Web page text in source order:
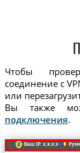
Чтобы
соединение с
или
Вы также
подключения.
Ваш IP: x.x.x.x ·